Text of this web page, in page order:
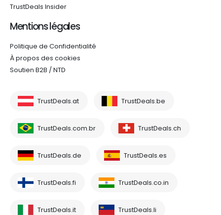
TrustDeals Insider
Mentions légales
Politique de Confidentialité
À propos des cookies
Soutien B2B / NTD
TrustDeals.at TrustDeals.be
TrustDeals.com.br TrustDeals.ch
TrustDeals.de TrustDeals.es
TrustDeals.fi TrustDeals.co.in
TrustDeals.it TrustDeals.li